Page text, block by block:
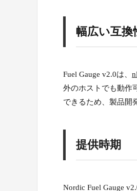
幅広い互換
Fuel Gauge v2.0は、
外のホストでも動作
できるため、製品開
提供時期
Nordic Fuel Gauge